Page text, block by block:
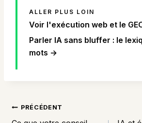
ALLER PLUS LOIN
Voir l'exécution web et le
Parler IA sans bluffer : le
mots →
NAVIGATION
PRÉCÉDENT